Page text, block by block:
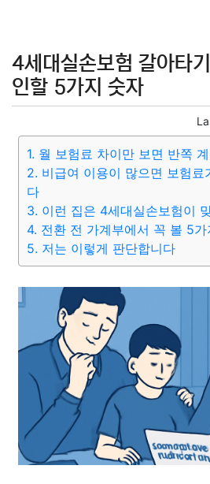
4세대실손보험 갈아타
인할 5가지 숫자
1. 월 보험료 차이만 보면 반쪽
2. 비급여 이용이 많으면 보험료
다
3. 이런 집은 4세대실손보험이
4. 전환 전 가계부에서 꼭 볼 5가
5. 저는 이렇게 판단합니다